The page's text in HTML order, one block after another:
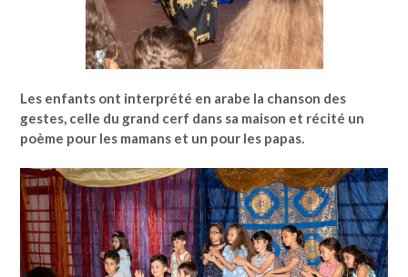
Les enfants ont interprété en arabe la chanson des
gestes, celle du grand cerf dans sa maison et récité un
poème pour les mamans et un pour les papas.